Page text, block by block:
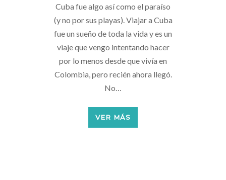
Cuba fue algo así como el paraíso
(y no por sus playas). Viajar a Cuba
fue un sueño de toda la vida y es un
viaje que vengo intentando hacer
por lo menos desde que vivía en
Colombia, pero recién ahora llegó.
No…
VER MÁS